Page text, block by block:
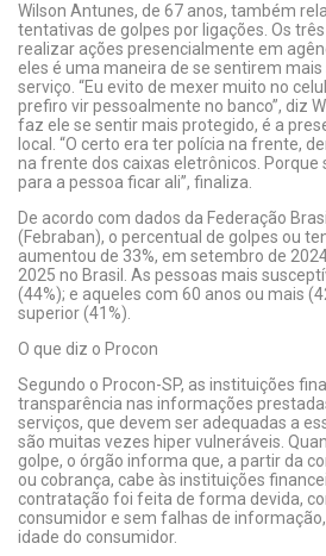
Wilson Antunes, de 67 anos, também
tentativas de golpes por ligações. Os
realizar ações presencialmente em
eles é uma maneira de se sentirem
serviço. “Eu evito de mexer muito no
prefiro vir pessoalmente no banco”, diz
faz ele se sentir mais protegido, é a
local. “O certo era ter polícia na frente,
na frente dos caixas eletrônicos. Porque
para a pessoa ficar ali”, finaliza.
De acordo com dados da Federação
(Febraban), o percentual de golpes ou
aumentou de 33%, em setembro de
2025 no Brasil. As pessoas mais
(44%); e aqueles com 60 anos ou mais
superior (41%).
O que diz o Procon
Segundo o Procon-SP, as instituições
transparência nas informações
serviços, que devem ser adequadas a
são muitas vezes hiper vulneráveis.
golpe, o órgão informa que, a partir da
ou cobrança, cabe às instituições
contratação foi feita de forma devida,
consumidor e sem falhas de
idade do consumidor.